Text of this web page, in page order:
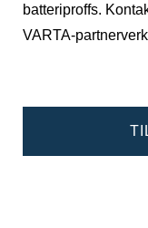
batteriproffs.
VARTA-